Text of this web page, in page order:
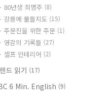
80년생 최명주 (8)
강릉에 물들지도 (15)
주문진을 위한 주문 (1)
영감의 기록들 (27)
셀프 인테리어 (2)
드 읽기 (17)
6 Min. English (9)